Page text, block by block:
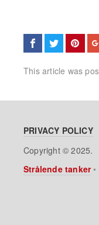
This article was
PRIVACY POLICY
Copyright © 2025.
Strålende tanker•